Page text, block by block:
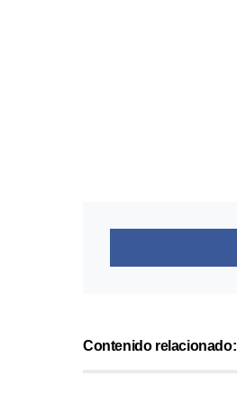
Contenido relacionado: